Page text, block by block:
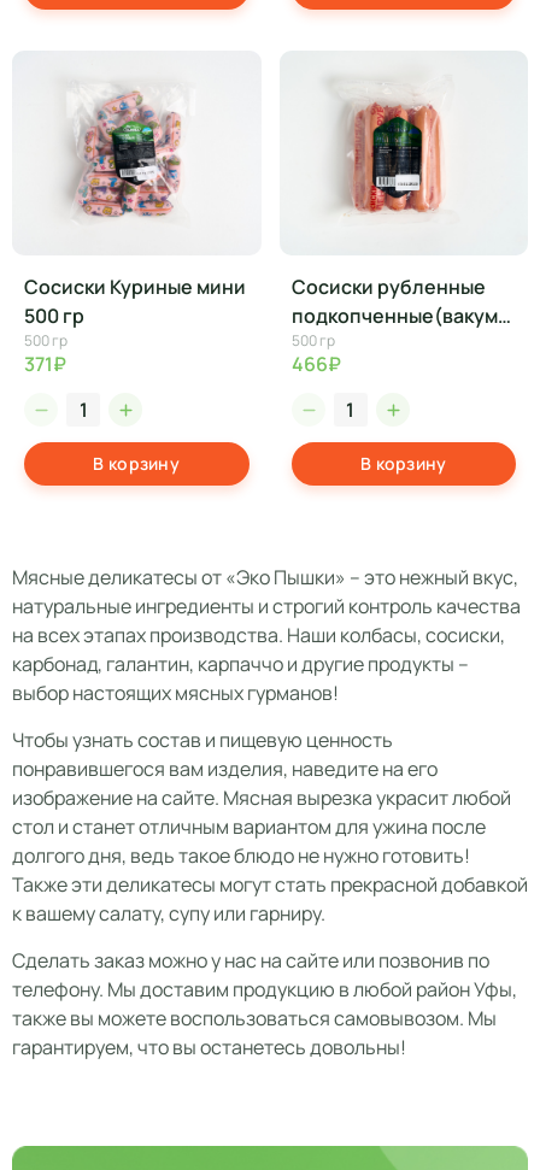
Сосиски Куриные мини
500 гр
500 гр
371₽
В корзину
Сосиски рубленные
подкопченные(вакум)
500 гр
500 гр
466₽
В корзину
Мясные деликатесы от «Эко Пышки» – это нежный вкус,
натуральные ингредиенты и строгий контроль качества
на всех этапах производства. Наши колбасы, сосиски,
карбонад, галантин, карпаччо и другие продукты –
выбор настоящих мясных гурманов!
Чтобы узнать состав и пищевую ценность
понравившегося вам изделия, наведите на его
изображение на сайте. Мясная вырезка украсит любой
стол и станет отличным вариантом для ужина после
долгого дня, ведь такое блюдо не нужно готовить!
Также эти деликатесы могут стать прекрасной добавкой
к вашему салату, супу или гарниру.
Сделать заказ можно у нас на сайте или позвонив по
телефону. Мы доставим продукцию в любой район Уфы,
также вы можете воспользоваться самовывозом. Мы
гарантируем, что вы останетесь довольны!